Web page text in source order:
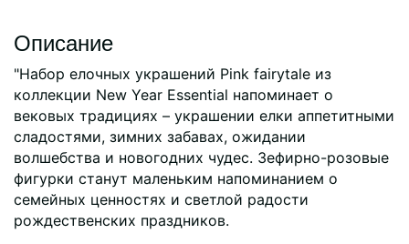
Описание
"Набор елочных украшений Pink fairytale из
коллекции New Year Essential напоминает о
вековых традициях – украшении елки аппетитными
сладостями, зимних забавах, ожидании
волшебства и новогодних чудес. Зефирно-розовые
фигурки станут маленьким напоминанием о
семейных ценностях и светлой радости
рождественских праздников.